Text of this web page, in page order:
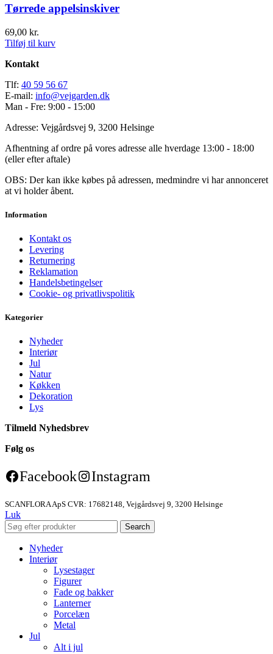
Tørrede appelsinskiver
69,00 kr.
Tilføj til kurv
Kontakt
Tlf: 40 59 56 67
E-mail: info@vejgarden.dk
Man - Fre: 9:00 - 15:00
Adresse: Vejgårdsvej 9, 3200 Helsinge
Afhentning af ordre på vores adresse alle hverdage 13:00 - 18:00
(eller efter aftale)
OBS: Der kan ikke købes på adressen, medmindre vi har annonceret
at vi holder åbent.
Information
Kontakt os
Levering
Returnering
Reklamation
Handelsbetingelser
Cookie- og privatlivspolitik
Kategorier
Nyheder
Interiør
Jul
Natur
Køkken
Dekoration
Lys
Tilmeld Nyhedsbrev
Følg os
Facebook Instagram
SCANFLORA ApS CVR: 17682148, Vejgårdsvej 9, 3200 Helsinge
Luk
Search
Nyheder
Interiør
Lysestager
Figurer
Fade og bakker
Lanterner
Porcelæn
Metal
Jul
Alt i jul